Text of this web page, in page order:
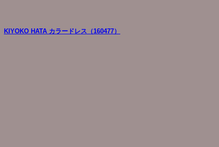
KIYOKO HATA カラードレス（160477）